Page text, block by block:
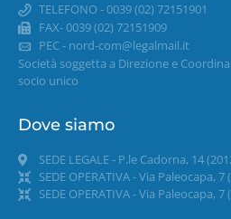
TELEFONO - 0039 (02) 72151901
FAX- 0039 (02) 72151909
PEC - nord-com@legalmail.it
Società soggetta a Direzione e
socio unico
Dove siamo
SEDE LEGALE - P.le Cadorna, 14
SEDE OPERATIVA - Via Paleocapa,
SEDE OPERATIVA - Via Paleocapa,